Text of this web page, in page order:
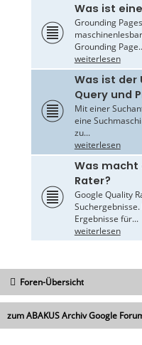
Was ist
Grounding
Grounding
weiterlesen
Was ist der
Query und
Mit einer
eine
zu...
weiterlesen
Was macht
Rater?
Google Quality
Ergebnisse für...
weiterlesen
Foren-Übersicht
zum ABAKUS Archiv Google